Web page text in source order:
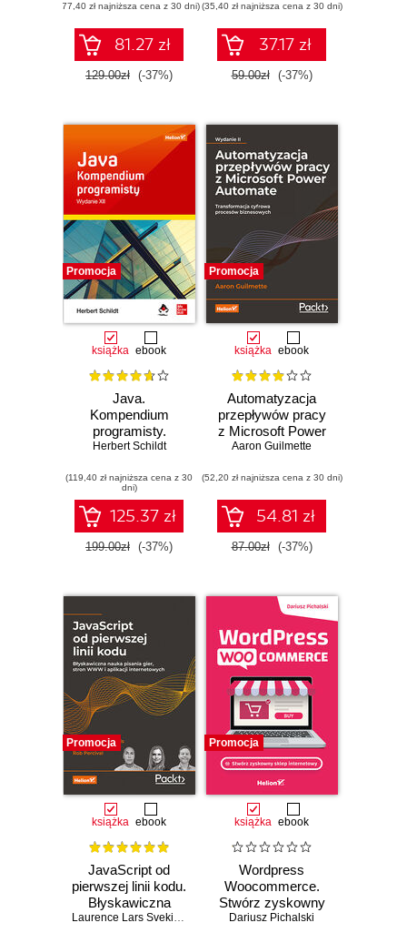
(77,40 zł najniższa cena z 30 dni)
81.27 zł
129.00zł (-37%)
RxJS 7
(35,40 zł najniższa cena z 30 dni)
37.17 zł
59.00zł (-37%)
Promocja
książka ebook
Java.
Kompendium
programisty.
Wydanie XII
Herbert Schildt
(119,40 zł najniższa cena z 30
dni)
125.37 zł
199.00zł (-37%)
Promocja
książka ebook
Automatyzacja
przepływów pracy
z Microsoft Power
Automate.
cyfrowa procesów
biznesowych.
Wydanie II
Aaron Guilmette
(52,20 zł najniższa cena z 30 dni)
54.81 zł
87.00zł (-37%)
Promocja
książka ebook
JavaScript od
pierwszej linii kodu.
Błyskawiczna
nauka pisania gier,
Laurence Lars Svekis
, Maaike van Putten,Rob Percival
Promocja
książka ebook
Wordpress
Woocommerce.
Stwórz zyskowny
sklep internetowy
Dariusz Pichalski